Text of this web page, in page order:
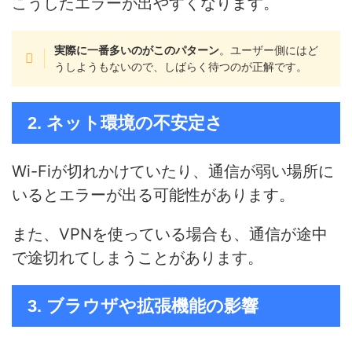
実際に一番多いのがこのパターン。ユーザー側にはど
うしようもないので、しばらく待つのが正解です。
2. ネット環境の不安定さ
Wi-Fiが切れかけていたり、通信が弱い場所に
いるとエラーが出る可能性があります。
また、VPNを使っている場合も、通信が途中
で途切れてしまうことがあります。
3. ブラウザや拡張機能の影響